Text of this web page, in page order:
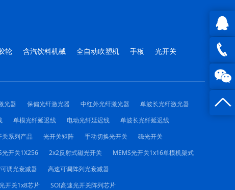
QQ在
线咨询
0816 -
轮 含汽饮料机械 全自动吹塑机 手板 光开关
光器 保偏光纤激光器 中红外光纤激光器
单波长光纤激光器
单模光纤延迟线 电动光纤延迟线
单波长光纤延迟线
关系列产品 光开关矩阵 手动切换光开关
磁光开关
光开关1X256 2x2反射式磁光开关
MEMS光开关1x16单模机架式
可调光衰减器
高速可调阵列光衰减器
开关1x8芯片
SOI高速光开关阵列芯片